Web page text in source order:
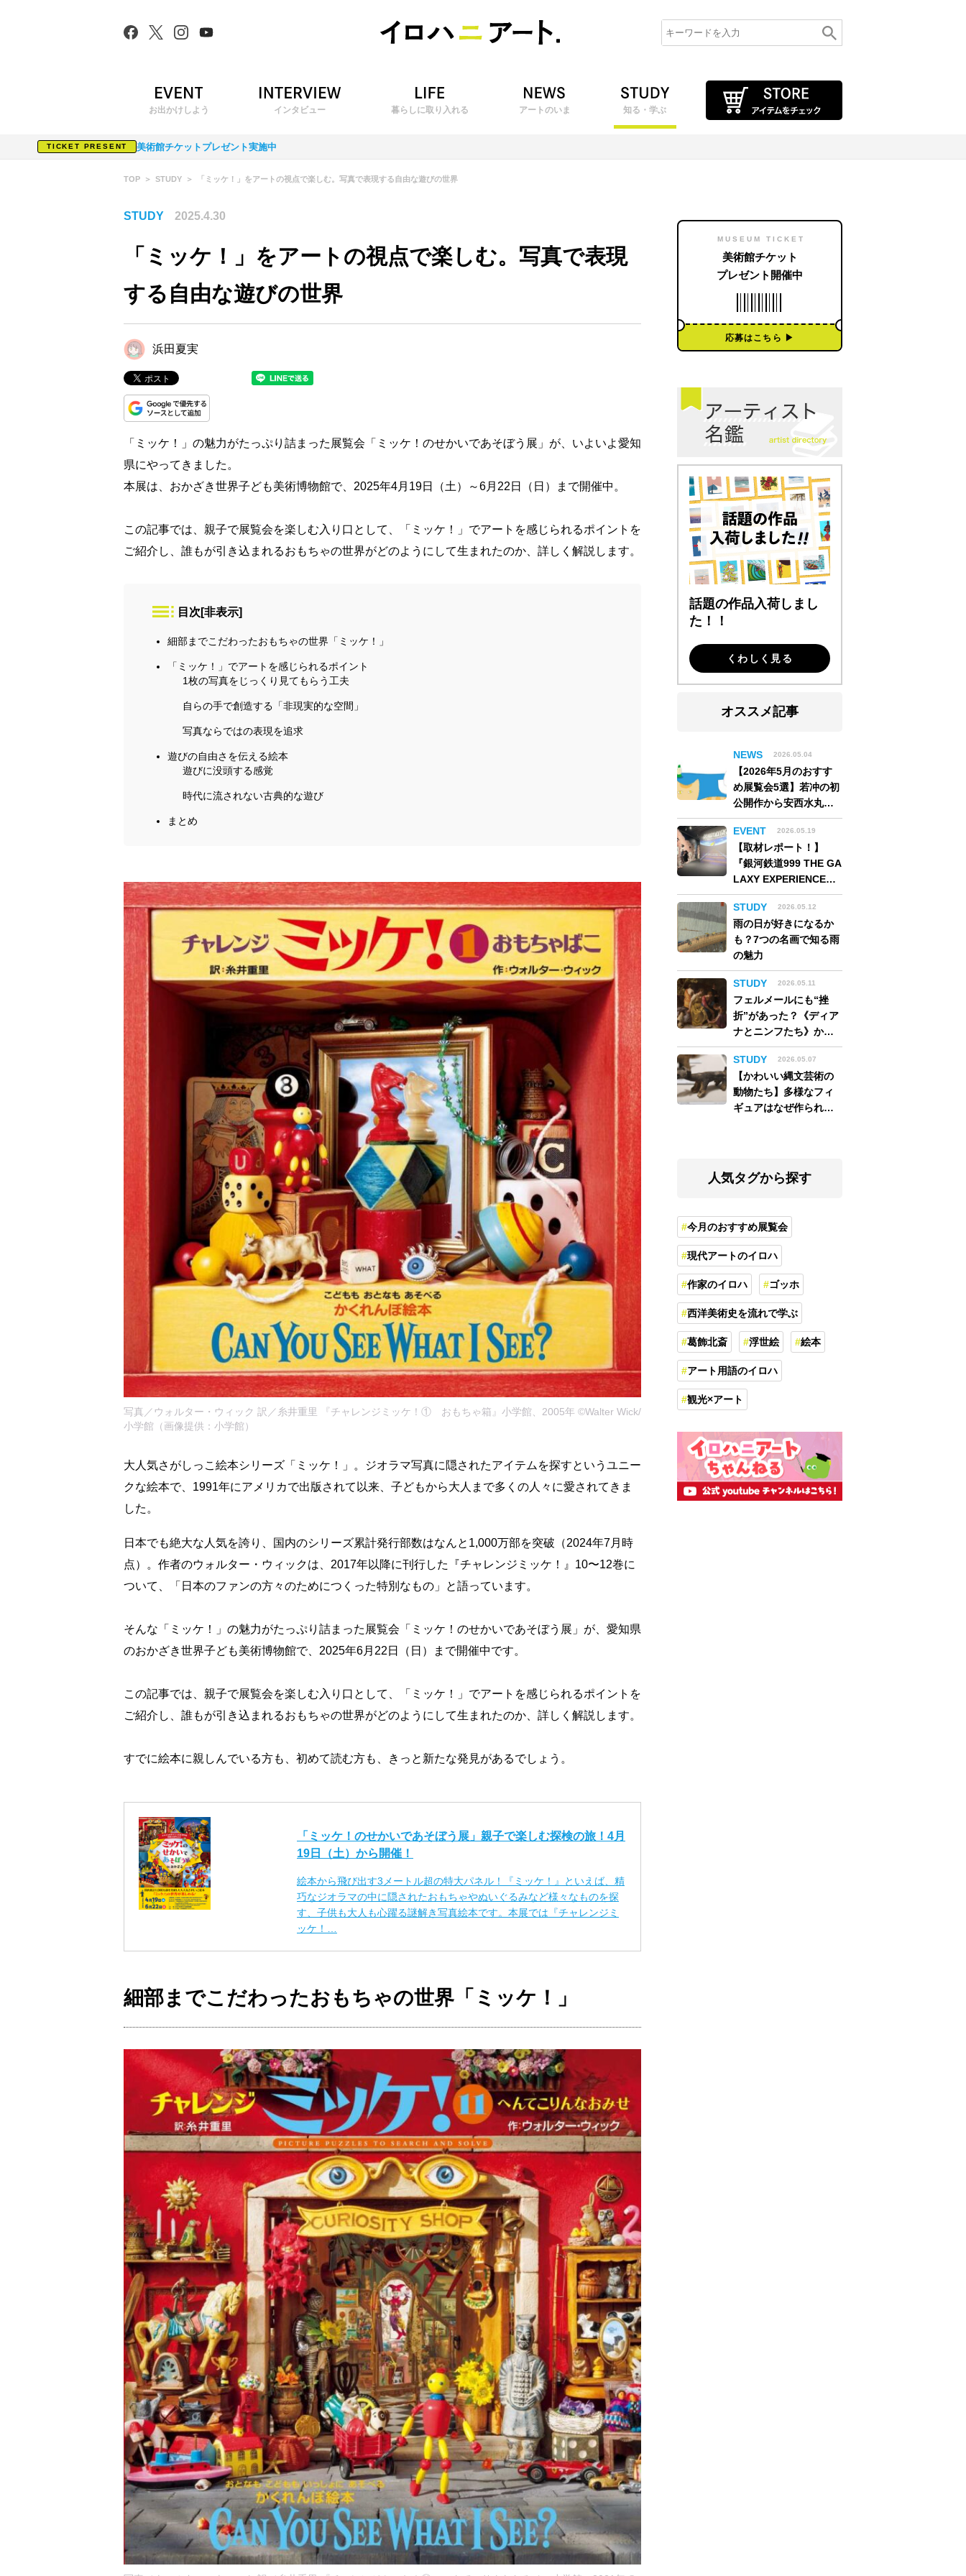
お出かけしよう インタビュー 暮らしに取り入れる アートのいま 知る・学ぶ
TICKET PRESENT 美術館チケットプレゼント実施中
TOP STUDY 「ミッケ！」をアートの視点で楽しむ。写真で表現する自由な遊びの世界
STUDY 2025.4.30
「ミッケ！」をアートの視点で楽しむ。写真で表現
する自由な遊びの世界
浜田夏実
「ミッケ！」の魅力がたっぷり詰まった展覧会「ミッケ！のせかいであそぼう展」が、いよいよ愛知
県にやってきました。
本展は、おかざき世界子ども美術博物館で、2025年4月19日（土）～6月22日（日）まで開催中。
この記事では、親子で展覧会を楽しむ入り口として、「ミッケ！」でアートを感じられるポイントを
ご紹介し、誰もが引き込まれるおもちゃの世界がどのようにして生まれたのか、詳しく解説します。
目次 [非表示]
細部までこだわったおもちゃの世界「ミッケ！」
「ミッケ！」でアートを感じられるポイント
1枚の写真をじっくり見てもらう工夫
自らの手で創造する「非現実的な空間」
写真ならではの表現を追求
遊びの自由さを伝える絵本
遊びに没頭する感覚
時代に流されない古典的な遊び
まとめ
写真／ウォルター・ウィック 訳／糸井重里 『チャレンジミッケ！① おもちゃ箱』小学館、2005年 ©Walter Wick/
小学館（画像提供：小学館）
大人気さがしっこ絵本シリーズ「ミッケ！」。ジオラマ写真に隠されたアイテムを探すというユニー
クな絵本で、1991年にアメリカで出版されて以来、子どもから大人まで多くの人々に愛されてきま
した。
日本でも絶大な人気を誇り、国内のシリーズ累計発行部数はなんと1,000万部を突破（2024年7月時
点）。作者のウォルター・ウィックは、2017年以降に刊行した『チャレンジミッケ！』10〜12巻に
ついて、「日本のファンの方々のためにつくった特別なもの」と語っています。
そんな「ミッケ！」の魅力がたっぷり詰まった展覧会「ミッケ！のせかいであそぼう展」が、愛知県
のおかざき世界子ども美術博物館で、2025年6月22日（日）まで開催中です。
この記事では、親子で展覧会を楽しむ入り口として、「ミッケ！」でアートを感じられるポイントを
ご紹介し、誰もが引き込まれるおもちゃの世界がどのようにして生まれたのか、詳しく解説します。
すでに絵本に親しんでいる方も、初めて読む方も、きっと新たな発見があるでしょう。
「ミッケ！のせかいであそぼう展」親子で楽しむ探検の旅！4月
19日（土）から開催！
絵本から飛び出す3メートル超の特大パネル！『ミッケ！』といえば、精
巧なジオラマの中に隠されたおもちゃやぬいぐるみなど様々なものを探
す、子供も大人も心躍る謎解き写真絵本です。本展では『チャレンジミ
ッケ！…
細部までこだわったおもちゃの世界「ミッケ！」
MUSEUM TICKET
美術館チケット
プレゼント開催中
応募はこちら ▶︎
話題の作品入荷しまし
た！！
くわしく見る
オススメ記事
NEWS 2026.05.04
【2026年5月のおすす
め展覧会5選】若冲の初
公開作から安西水丸の
世界、そしてゴッホ
《夜のカフェテラス》
まで
EVENT 2026.05.19
【取材レポート！】
『銀河鉄道999 THE GA
LAXY EXPERIENCE
あの旅は、まだ続いて
いる。』999号に乗り銀
河へ旅立つ。“観る”か
ら“体験する”展覧会
【角川武蔵野ミュージ
アム】
STUDY 2026.05.12
雨の日が好きになるか
も？7つの名画で知る雨
の魅力
STUDY 2026.05.11
フェルメールにも“挫
折”があった？《ディア
ナとニンフたち》から
読み解く巨匠の夢
STUDY
2026.05.07
【かわいい縄文芸術の
動物たち】多様なフィ
ギュアはなぜ作られ
人気タグから探す
今月のおすすめ展覧会
現代アートのイロハ
作家のイロハ ゴッホ
西洋美術史を流れで学ぶ
葛飾北斎 浮世絵 絵本
アート用語のイロハ
観光×アート